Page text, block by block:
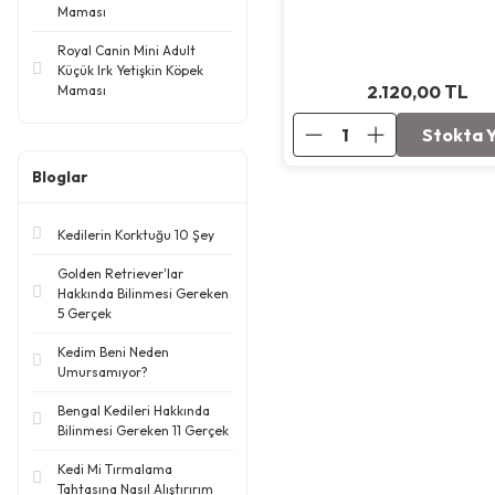
Maması
Royal Canin Mini Adult
Küçük Irk Yetişkin Köpek
Maması
Bloglar
Kedilerin Korktuğu 10 Şey
Golden Retriever'lar
Hakkında Bilinmesi Gereken
5 Gerçek
Kedim Beni Neden
Umursamıyor?
Bengal Kedileri Hakkında
Bilinmesi Gereken 11 Gerçek
Kedi Mi Tırmalama
Tahtasına Nasıl Alıştırırım
2.120,00 TL
Stokta